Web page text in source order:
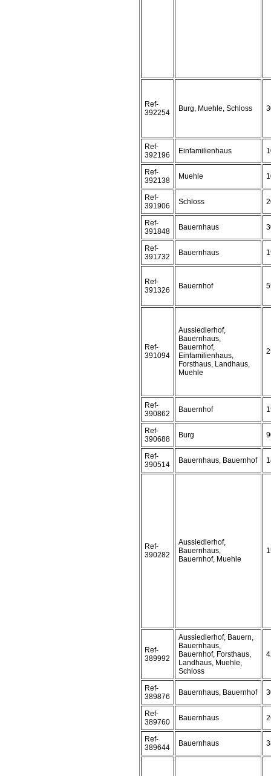
Ref-
392254
Burg, Muehle, Schloss
Ref-
392196
Einfamilienhaus
Ref-
392138
Muehle
Ref-
391906
Schloss
Ref-
391848
Bauernhaus
Ref-
391732
Bauernhaus
Ref-
391326
Bauernhof
Ref-
391094
Aussiedlerhof,
Bauernhaus,
Bauernhof,
Einfamilienhaus,
Forsthaus, Landhaus,
Muehle
Ref-
390862
Bauernhof
Ref-
390688
Burg
Ref-
390514
Bauernhaus, Bauernhof
Ref-
390282
Aussiedlerhof,
Bauernhaus,
Bauernhof, Muehle
Ref-
389992
Aussiedlerhof, Bauern,
Bauernhaus,
Bauernhof, Forsthaus,
Landhaus, Muehle,
Schloss
Ref-
389876
Bauernhaus, Bauernhof
Ref-
389760
Bauernhaus
Ref-
389644
Bauernhaus